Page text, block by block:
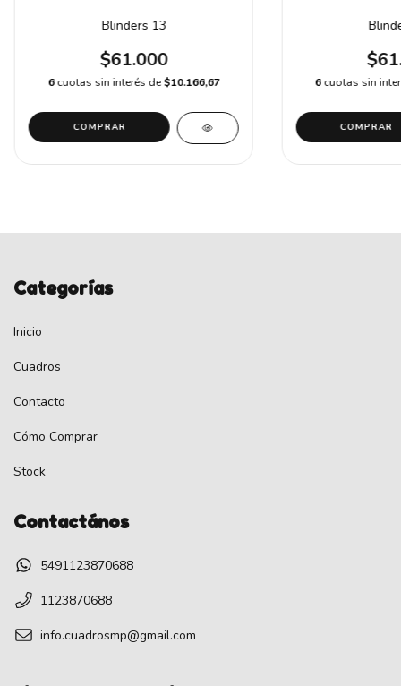
Blinders 13
$61.000
6 cuotas sin interés de$10.166,67
COMPRAR
6cuotas sin
Categorías
Inicio
Cuadros
Contacto
Cómo Comprar
Stock
Contactános
5491123870688
1123870688
info.cuadrosmp@gmail.com